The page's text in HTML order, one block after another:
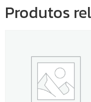
Produtos